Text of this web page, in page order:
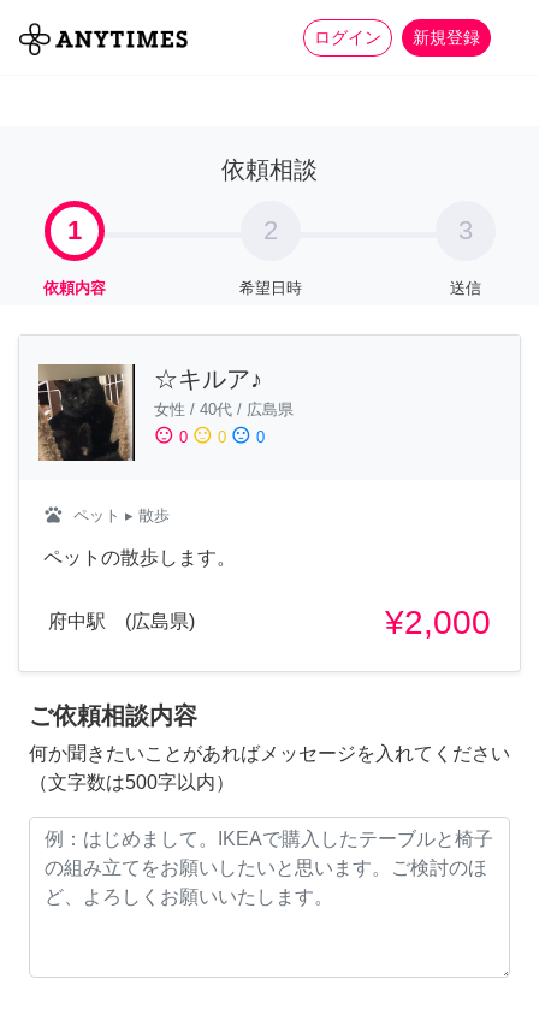
ログイン 新規登録
全て 家事 more_horiz
依頼相談
1
依頼内容
2
希望日時
3
送信
☆キルア♪
女性 / 40代 / 広島県
sentiment_satisfied 0 sentiment_neutral 0 sentiment_dissatisfied 0
pets ペット ▸ 散歩
ペットの散歩します。
府中駅 (広島県) ¥2,000
ご依頼相談内容
何か聞きたいことがあればメッセージを入れてください
（文字数は500字以内）